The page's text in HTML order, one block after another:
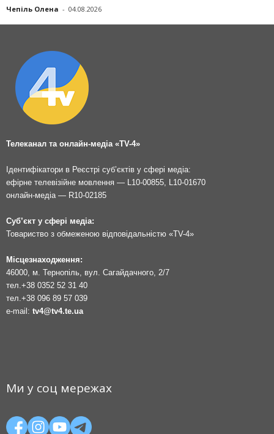
Чепіль Олена - 04.08.2026
Телеканал та онлайн-медіа «TV-4»
Ідентифікатори в Реєстрі суб’єктів у сфері медіа:
ефірне телевізійне мовлення — L10-00855, L10-01670
онлайн-медіа — R10-02185
Суб’єкт у сфері медіа:
Товариство з обмеженою відповідальністю «TV-4»
Місцезнаходження:
46000, м. Тернопіль, вул. Сагайдачного, 2/7
тел. +38 0352 52 31 40
тел. +38 096 89 57 039
e-mail: tv4@tv4.te.ua
Ми у соц мережах